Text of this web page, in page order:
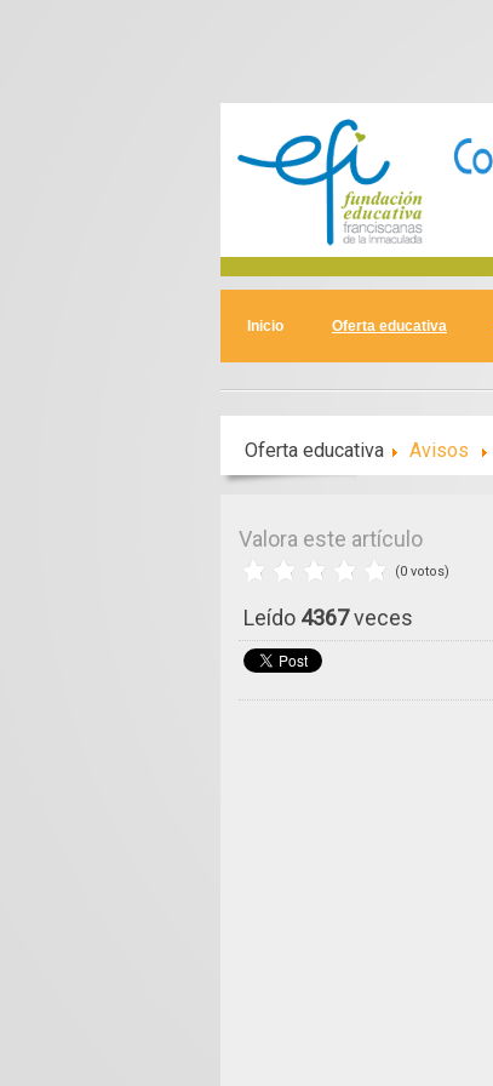
Inicio Oferta educativa
Oferta educativa Avisos
Valora este artículo
(0 votos)
Leído 4367veces